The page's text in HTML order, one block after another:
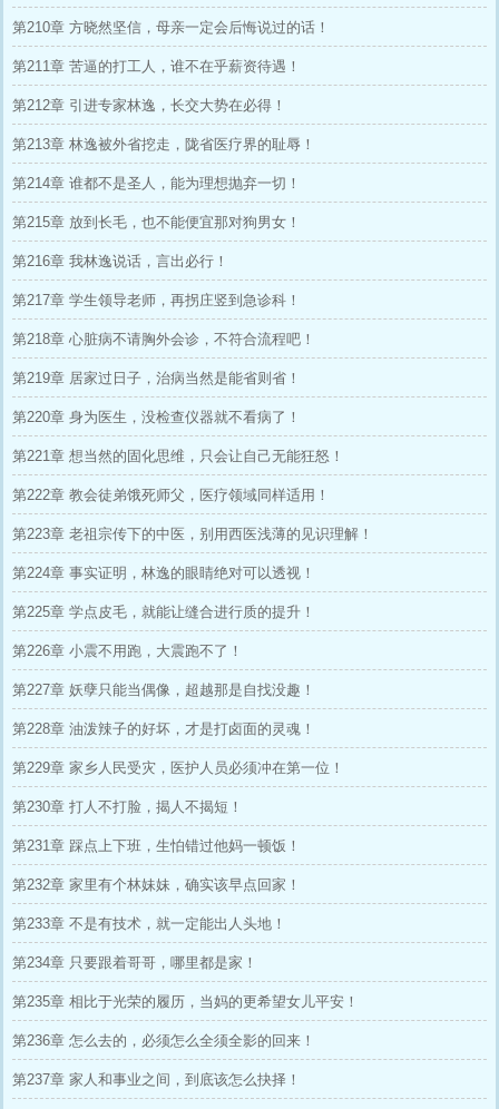
第210章 方晓然坚信，母亲一定会后悔说过的话！
第211章 苦逼的打工人，谁不在乎薪资待遇！
第212章 引进专家林逸，长交大势在必得！
第213章 林逸被外省挖走，陇省医疗界的耻辱！
第214章 谁都不是圣人，能为理想抛弃一切！
第215章 放到长毛，也不能便宜那对狗男女！
第216章 我林逸说话，言出必行！
第217章 学生领导老师，再拐庄竖到急诊科！
第218章 心脏病不请胸外会诊，不符合流程吧！
第219章 居家过日子，治病当然是能省则省！
第220章 身为医生，没检查仪器就不看病了！
第221章 想当然的固化思维，只会让自己无能狂怒！
第222章 教会徒弟饿死师父，医疗领域同样适用！
第223章 老祖宗传下的中医，别用西医浅薄的见识理解！
第224章 事实证明，林逸的眼睛绝对可以透视！
第225章 学点皮毛，就能让缝合进行质的提升！
第226章 小震不用跑，大震跑不了！
第227章 妖孽只能当偶像，超越那是自找没趣！
第228章 油泼辣子的好坏，才是打卤面的灵魂！
第229章 家乡人民受灾，医护人员必须冲在第一位！
第230章 打人不打脸，揭人不揭短！
第231章 踩点上下班，生怕错过他妈一顿饭！
第232章 家里有个林妹妹，确实该早点回家！
第233章 不是有技术，就一定能出人头地！
第234章 只要跟着哥哥，哪里都是家！
第235章 相比于光荣的履历，当妈的更希望女儿平安！
第236章 怎么去的，必须怎么全须全影的回来！
第237章 家人和事业之间，到底该怎么抉择！